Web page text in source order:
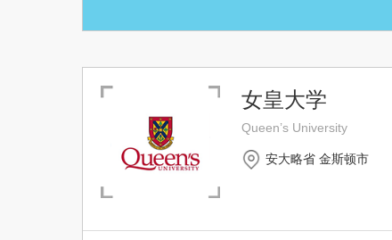
女皇大学
Queen’s University
安大略省 金斯顿市